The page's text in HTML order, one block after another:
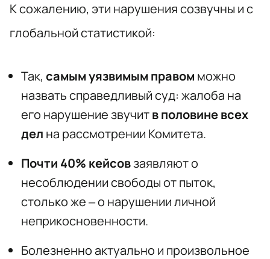
К сожалению, эти нарушения созвучны и с
глобальной статистикой:
Так, самым уязвимым правом можно
назвать справедливый суд: жалоба на
его нарушение звучитв половине всех
дел на рассмотрении Комитета.
Почти 40% кейсовзаявляют о
несоблюдении свободы от пыток,
столько же – о нарушении личной
неприкосновенности.
Болезненно актуально и произвольное